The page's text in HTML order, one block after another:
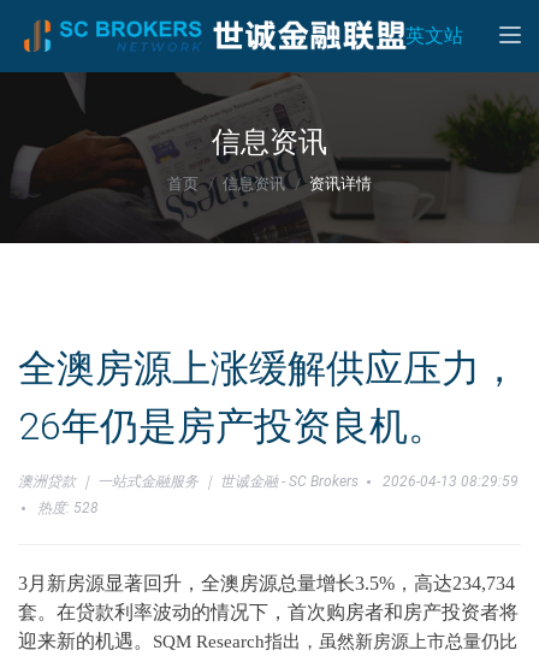
英文站
信息资讯
首页 信息资讯 资讯详情
全澳房源上涨缓解供应压力，
26年仍是房产投资良机。
澳洲贷款 ｜ 一站式金融服务 ｜ 世诚金融 - SC Brokers
2026-04-13 08:29:59
热度: 528
3月新房源显著回升，全澳房源总量增长3.5%，高达234,734
套。在贷款利率波动的情况下，首次购房者和房产投资者将
迎来新的机遇。 SQM Research指出，虽然新房源上市总量仍比